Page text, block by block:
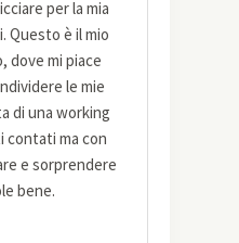
per la mia
Questo è il mio
dove mi piace
le mie
di una working
contati ma con
e sorprendere
bene.